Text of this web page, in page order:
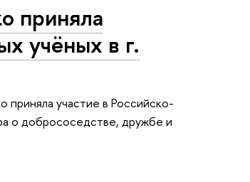
приняла
учёных в г.
участие в Российско-
о добрососедстве, дружбе и